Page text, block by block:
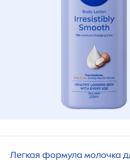
Легкая формула молочка